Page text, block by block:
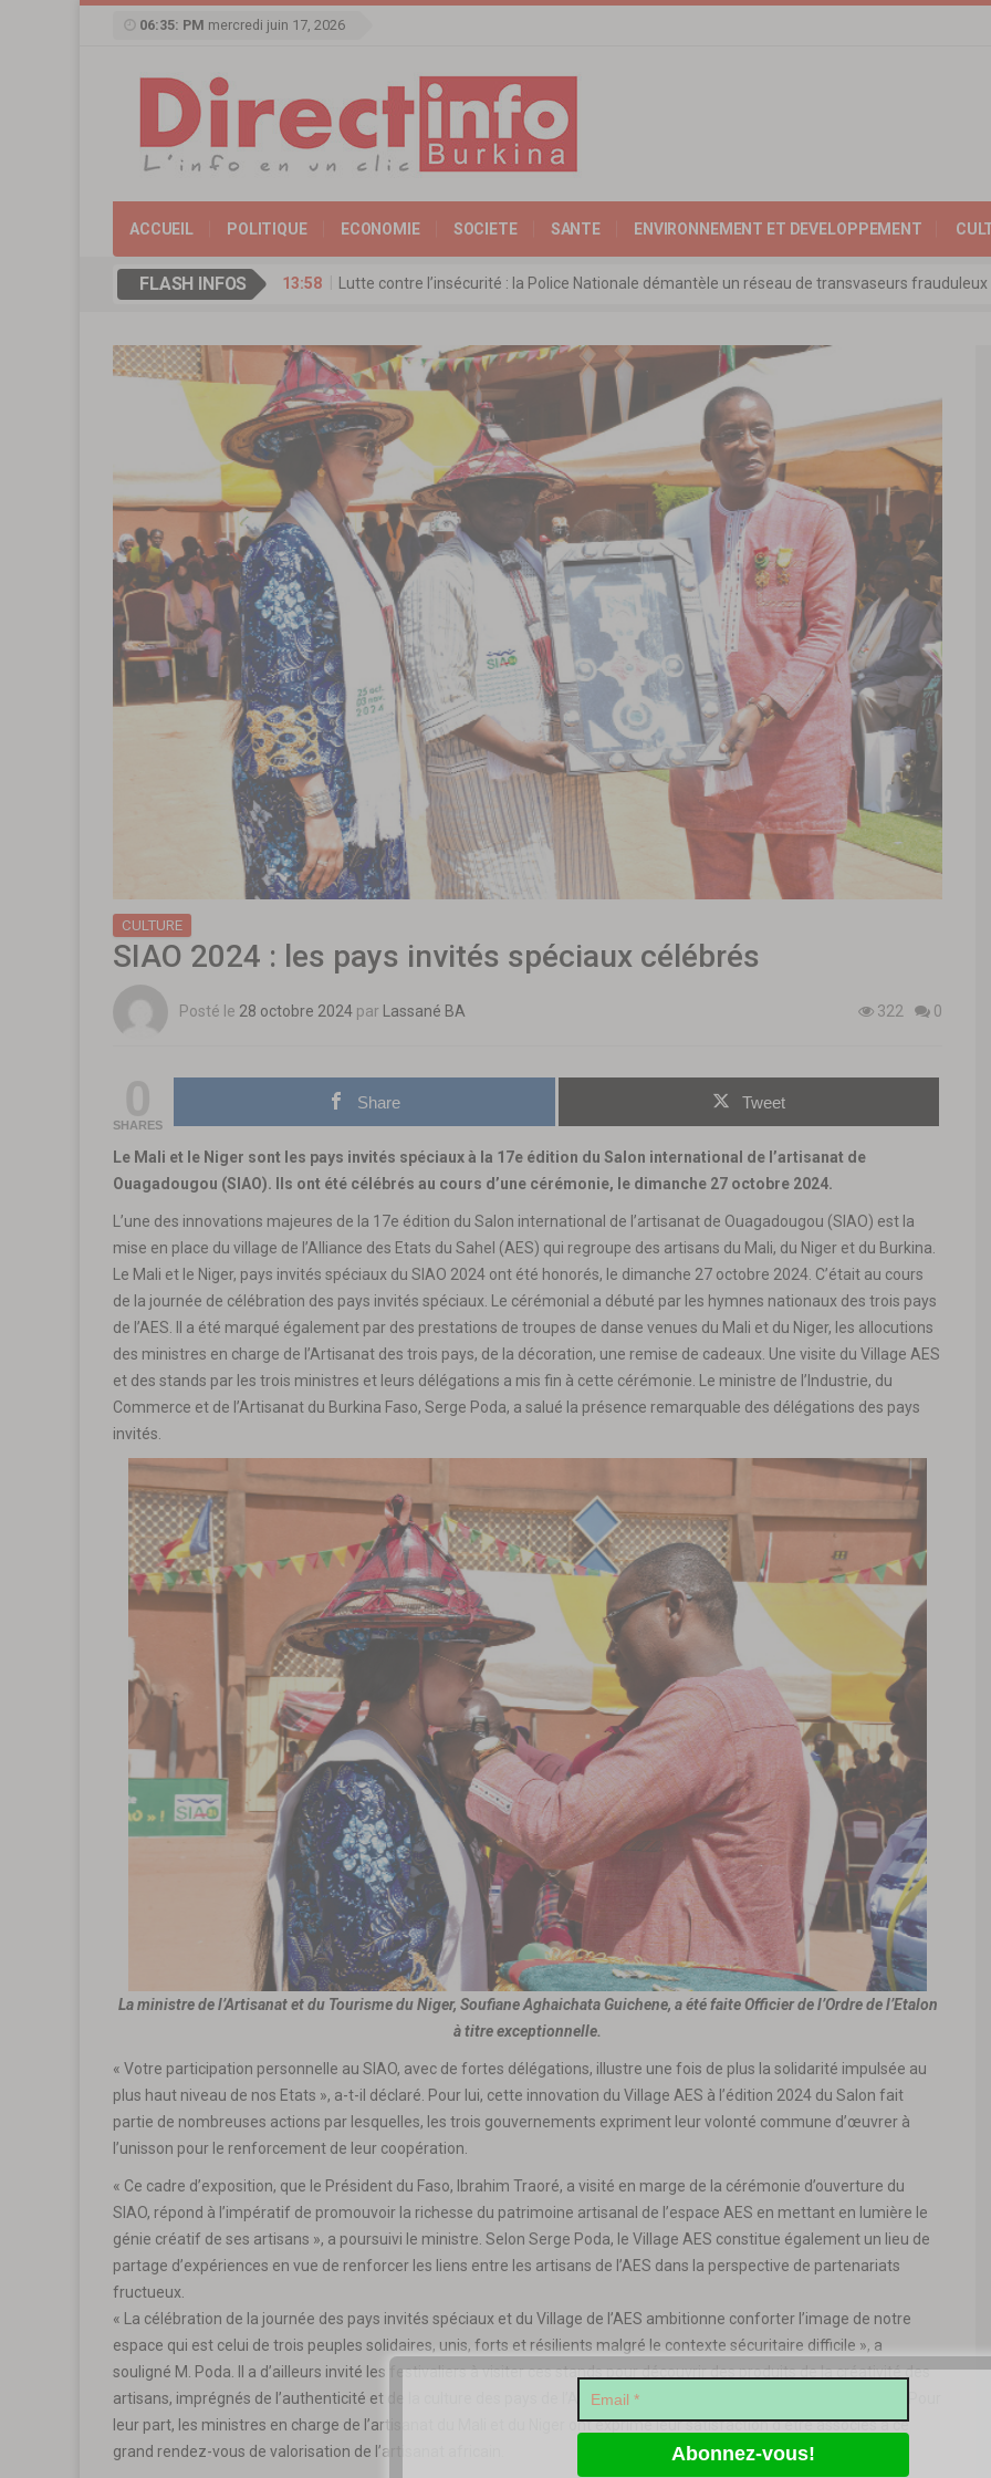
06:35: PM mercredi juin 17, 2026
ACCUEIL POLITIQUE ECONOMIE SOCIETE SANTE ENVIRONNEMENT ET DEVELOPPEMENT
FLASH INFOS 13:58
Lutte contre l’insécurité : la Police Nationale démantèle un réseau de transvaseurs
13:09
Réserve militaire au Burkina Faso : la nouvelle loi adoptée à l’unanimité
13:07
Mémorial Thomas-Sankara: les ministres chargés du Commerce de l’AES ravivent leurs
CULTURE
SIAO 2024 : les pays invités spéciaux célébrés
Posté le 28 octobre 2024 par Lassané BA 322 0
SHARES
Share Tweet
Le Mali et le Niger sont les pays invités spéciaux à la 17e édition du Salon international de l’artisanat de
Ouagadougou (SIAO). Ils ont été célébrés au cours d’une cérémonie, le dimanche 27 octobre 2024.
L’une des innovations majeures de la 17e édition du Salon international de l’artisanat de Ouagadougou (SIAO) est la
mise en place du village de l’Alliance des Etats du Sahel (AES) qui regroupe des artisans du Mali, du Niger et du Burkina.
Le Mali et le Niger, pays invités spéciaux du SIAO 2024 ont été honorés, le dimanche 27 octobre 2024. C’était au cours
de la journée de célébration des pays invités spéciaux. Le cérémonial a débuté par les hymnes nationaux des trois pays
de l’AES. Il a été marqué également par des prestations de troupes de danse venues du Mali et du Niger, les allocutions
des ministres en charge de l’Artisanat des trois pays, de la décoration, une remise de cadeaux. Une visite du Village AES
et des stands par les trois ministres et leurs délégations a mis fin à cette cérémonie. Le ministre de l’Industrie, du
Commerce et de l’Artisanat du Burkina Faso, Serge Poda, a salué la présence remarquable des délégations des pays
invités.
La ministre de l’Artisanat et du Tourisme du Niger, Soufiane Aghaichata Guichene, a été faite Officier de l’Ordre de l’Etalon
à titre exceptionnelle.
« Votre participation personnelle au SIAO, avec de fortes délégations, illustre une fois de plus la solidarité impulsée au
plus haut niveau de nos Etats », a-t-il déclaré. Pour lui, cette innovation du Village AES à l’édition 2024 du Salon fait
partie de nombreuses actions par lesquelles, les trois gouvernements expriment leur volonté commune d’œuvrer à
l’unisson pour le renforcement de leur coopération.
« Ce cadre d’exposition, que le Président du Faso, Ibrahim Traoré, a visité en marge de la cérémonie d’ouverture du
SIAO, répond à l’impératif de promouvoir la richesse du patrimoine artisanal de l’espace AES en mettant en lumière le
génie créatif de ses artisans », a poursuivi le ministre. Selon Serge Poda, le Village AES constitue également un lieu de
partage d’expériences en vue de renforcer les liens entre les artisans de l’AES dans la perspective de partenariats
fructueux.
« La célébration de la journée des pays invités spéciaux et du Village de l’AES ambitionne conforter l’image de notre
espace qui est celui de trois peuples solidaires, unis, forts et résilients malgré le contexte sécuritaire difficile », a
souligné M. Poda. Il a d’ailleurs invité les festivaliers à visiter ces stands pour découvrir des produits de la créativité des
artisans, imprégnés de l’authenticité et de la culture des pays de l’AES, traduisant leur richesse et leur dynamisme. Pour
leur part, les ministres en charge de l’artisanat du Mali et du Niger ont exprimé leur satisfaction d’être associés à ce
grand rendez-vous de valorisation de l’artisanat africain.